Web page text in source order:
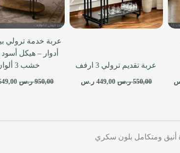
عربة تقديم ترولي 3 ارفف
550,00 ر.س 449,00 ر.س
أدوار – هيكل
خشب 3 ألوان
950,00 ر.س
أنيق ومتكامل بلون سكري